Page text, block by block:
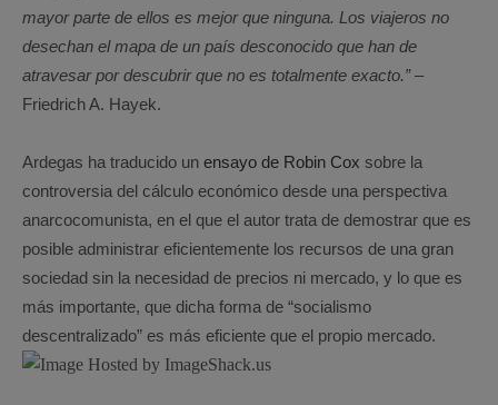
mayor parte de ellos es mejor que ninguna. Los viajeros no
desechan el mapa de un país desconocido que han de
atravesar por descubrir que no es totalmente exacto.” –
Friedrich A. Hayek.
Ardegas ha traducido un ensayo de Robin Cox sobre la
controversia del cálculo económico desde una perspectiva
anarcocomunista, en el que el autor trata de demostrar que es
posible administrar eficientemente los recursos de una gran
sociedad sin la necesidad de precios ni mercado, y lo que es
más importante, que dicha forma de “socialismo
descentralizado” es más eficiente que el propio mercado.